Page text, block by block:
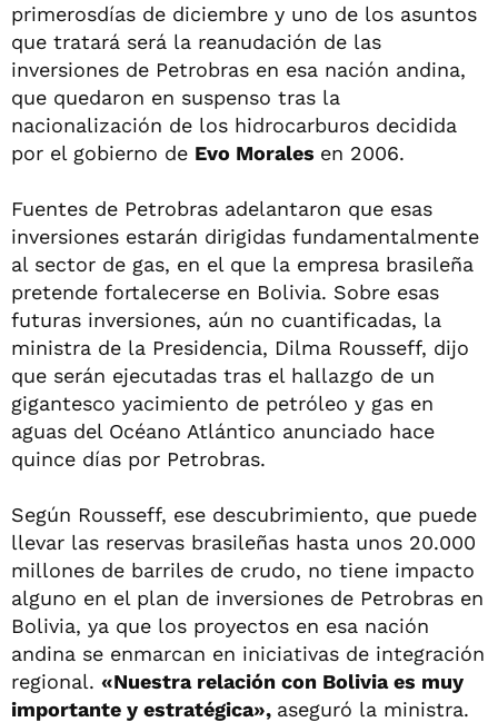
primerosdías de diciembre y uno de los asuntos
que tratará será la reanudación de las
inversiones de Petrobras en esa nación andina,
que quedaron en suspenso tras la
nacionalización de los hidrocarburos decidida
por el gobierno de Evo Morales en 2006.
Fuentes de Petrobras adelantaron que esas
inversiones estarán dirigidas fundamentalmente
al sector de gas, en el que la empresa brasileña
pretende fortalecerse en Bolivia. Sobre esas
futuras inversiones, aún no cuantificadas, la
ministra de la Presidencia, Dilma Rousseff, dijo
que serán ejecutadas tras el hallazgo de un
gigantesco yacimiento de petróleo y gas en
aguas del Océano Atlántico anunciado hace
quince días por Petrobras.
Según Rousseff, ese descubrimiento, que puede
llevar las reservas brasileñas hasta unos 20.000
millones de barriles de crudo, no tiene impacto
alguno en el plan de inversiones de Petrobras en
Bolivia, ya que los proyectos en esa nación
andina se enmarcan en iniciativas de integración
regional. «Nuestra relación con Bolivia es muy
importante y estratégica», aseguró la ministra.